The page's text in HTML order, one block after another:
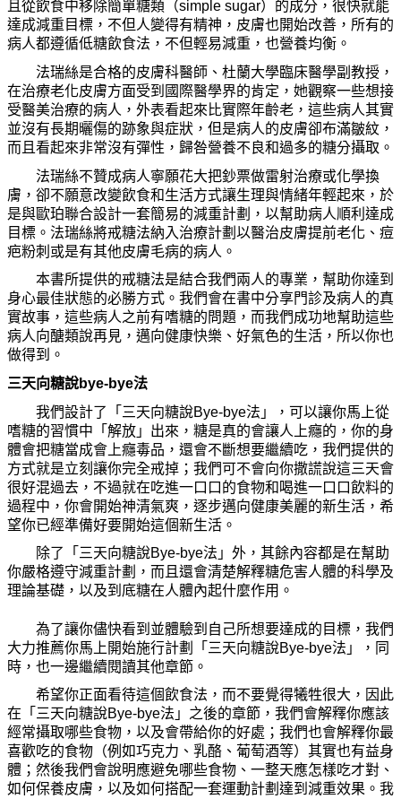
且從飲食中移除簡單糖類（simple sugar）的成分，很快就能
達成減重目標，不但人變得有精神，皮膚也開始改善，所有的
病人都遵循低糖飲食法，不但輕易減重，也營養均衡。
法瑞絲是合格的皮膚科醫師、杜蘭大學臨床醫學副 教授，
在治療老化皮膚方面受到國際醫學界的肯定， 她觀察一些想接
受醫美治療的病人，外表看起來比實際年齡老，這些病人其實
並沒有長期曬傷的跡象與症狀，但是病人的皮膚卻布滿皺紋，
而且看起來非常沒有彈性，歸咎營養不良和過多的糖分攝取。
法瑞絲不贊成病人寧願花大把鈔票做雷射治療或化學換
膚，卻不願意改變飲食和生活方式讓生理與情緒年輕起來，於
是與歐珀聯合設計一套簡易的減重計劃，以幫助病人順利達成
目標。法瑞絲將戒糖法納入治療計劃以醫治皮膚提前老化、痘
疤粉刺或是有其他皮膚毛病的病人。
本書所提供的戒糖法是結合我們兩人的專業，幫助你達到
身心最佳狀態的必勝方式。我們會在書中分享門診及病人的真
實故事，這些病人之前有嗜糖的問題，而我們成功地幫助這些
病人向醣類說再見，邁向健康快樂、好氣色的生活，所以你也
做得到。
三天向糖說bye-bye法
我們設計了「三天向糖說Bye-bye法」，可以讓你馬上從
嗜糖的習慣中「解放」出來，糖是真的會讓人上癮的， 你的身
體會把糖當成會上癮毒品，還會不斷想要繼續吃，我們提供的
方式就是立刻讓你完全戒掉；我們可不會向你撒謊說這三天會
很好混過去，不過就在吃進一口口的食物和喝進一口口飲料的
過程中， 你會開始神清氣爽，逐步邁向健康美麗的新生活，希
望你已經準備好要開始這個新生活。
除了「三天向糖說Bye-bye法」外，其餘內容都是在幫助
你嚴格遵守減重計劃，而且還會清楚解釋糖危害人體的科學及
理論基礎，以及到底糖在人體內起什麼作用。
為了讓你儘快看到並體驗到自己所想要達成的目標，我們
大力推薦你馬上開始施行計劃「三天向糖說Bye-bye法」，同
時，也一邊繼續閱讀其他章節。
希望你正面看待這個飲食法，而不要覺得犧牲很大，因此
在「三天向糖說Bye-bye法」之後的章節，我們會解釋你應該
經常攝取哪些食物，以及會帶給你的好處；我們也會解釋你最
喜歡吃的食物（例如巧克力、乳酪、葡萄酒等）其實也有益身
體；然後我們會說明應避免哪些食物、一整天應怎樣吃才對、
如何保養皮膚，以及如何搭配一套運動計劃達到減重效果。我